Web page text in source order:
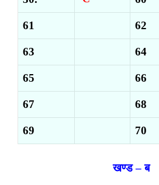
61 62
63 64
65 66
67 68
69 70
खण्ड – ब